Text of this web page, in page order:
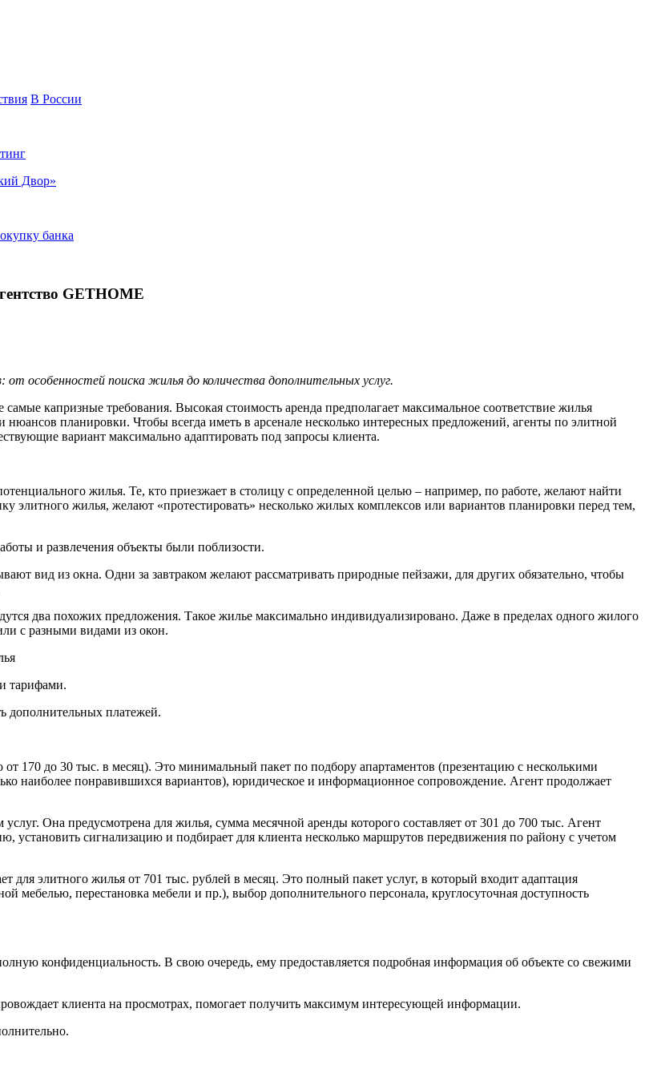
В России
Двор»
банка
GETHOME
особенностей поиска жилья до количества дополнительных услуг.
капризные требования. Высокая стоимость аренда предполагает максимальное соответствие жилья
планировки. Чтобы всегда иметь в арсенале несколько интересных предложений, агенты по элитной
вариант максимально адаптировать под запросы клиента.
жилья. Те, кто приезжает в столицу с определенной целью – например, по работе, желают найти
жилья, желают «протестировать» несколько жилых комплексов или вариантов планировки перед тем,
и развлечения объекты были поблизости.
вид из окна. Одни за завтраком желают рассматривать природные пейзажи, для других обязательно, чтобы
два похожих предложения. Такое жилье максимально индивидуализировано. Даже в пределах одного жилого
с разными видами из окон.
тарифами.
дополнительных платежей.
170 до 30 тыс. в месяц). Это минимальный пакет по подбору апартаментов (презентацию с несколькими
наиболее понравившихся вариантов), юридическое и информационное сопровождение. Агент продолжает
Она предусмотрена для жилья, сумма месячной аренды которого составляет от 301 до 700 тыс. Агент
установить сигнализацию и подбирает для клиента несколько маршрутов передвижения по району с учетом
элитного жилья от 701 тыс. рублей в месяц. Это полный пакет услуг, в который входит адаптация
мебелью, перестановка мебели и пр.), выбор дополнительного персонала, круглосуточная доступность
конфиденциальность. В свою очередь, ему предоставляется подробная информация об объекте со свежими
клиента на просмотрах, помогает получить максимум интересующей информации.